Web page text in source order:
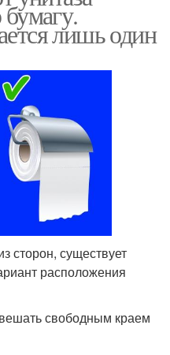
лишь один
сторон, существует
расположения
свободным краем